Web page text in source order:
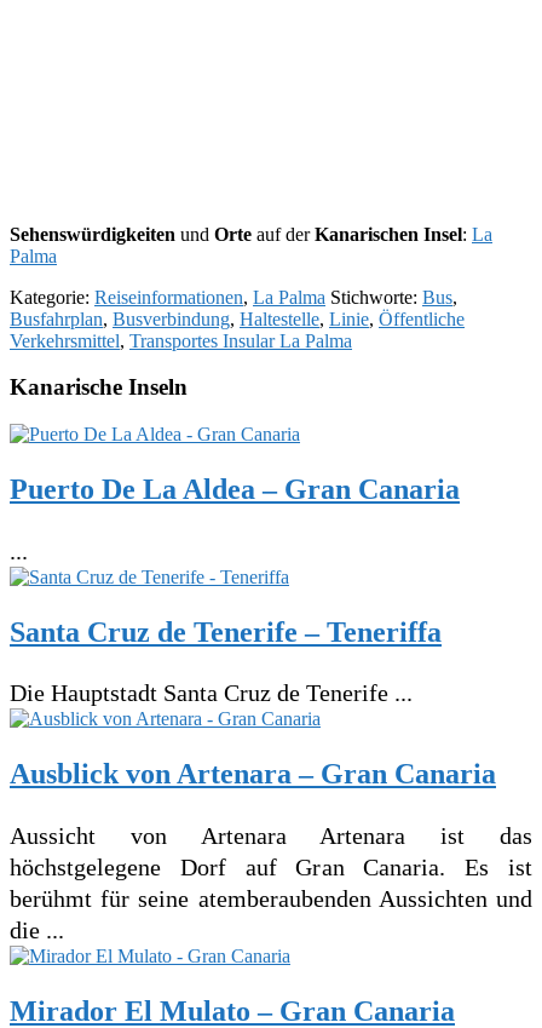
Sehenswürdigkeiten und Orte auf derKanarischen Insel: La
Palma
Kategorie: Reiseinformationen, La Palma Stichworte: Bus,
Busfahrplan, Busverbindung, Haltestelle, Linie, Öffentliche
Verkehrsmittel, Transportes Insular La Palma
Kanarische Inseln
Puerto De La Aldea – Gran Canaria
...
Santa Cruz de Tenerife – Teneriffa
Die Hauptstadt Santa Cruz de Tenerife ...
Ausblick von Artenara – Gran Canaria
Aussicht von Artenara Artenara ist das
höchstgelegene Dorf auf Gran Canaria. Es ist
berühmt für seine atemberaubenden Aussichten und
die ...
Mirador El Mulato – Gran Canaria